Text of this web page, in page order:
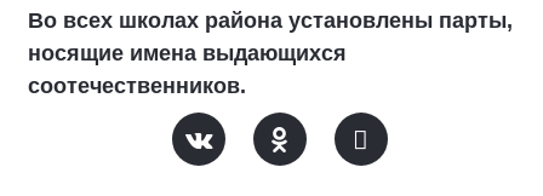
Во всех школах района установлены парты,
носящие имена выдающихся
соотечественников.